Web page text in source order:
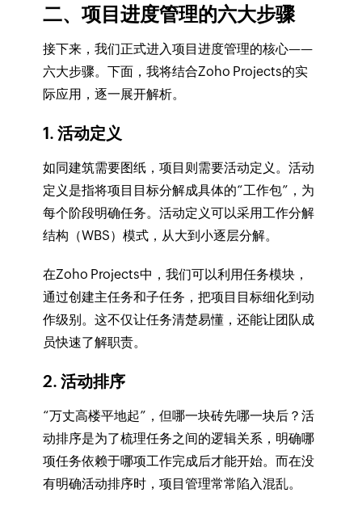
二、项目进度管理的六大步骤
接下来，我们正式进入项目进度管理的核心——
六大步骤。下面，我将结合Zoho Projects的实
际应用，逐一展开解析。
1. 活动定义
如同建筑需要图纸，项目则需要活动定义。活动
定义是指将项目目标分解成具体的“工作包”，为
每个阶段明确任务。活动定义可以采用工作分解
结构（WBS）模式，从大到小逐层分解。
在Zoho Projects中，我们可以利用任务模块，
通过创建主任务和子任务，把项目目标细化到动
作级别。这不仅让任务清楚易懂，还能让团队成
员快速了解职责。
2. 活动排序
“万丈高楼平地起”，但哪一块砖先哪一块后？活
动排序是为了梳理任务之间的逻辑关系，明确哪
项任务依赖于哪项工作完成后才能开始。而在没
有明确活动排序时，项目管理常常陷入混乱。